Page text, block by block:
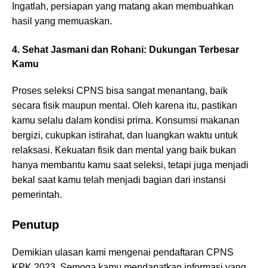
Ingatlah, persiapan yang matang akan membuahkan
hasil yang memuaskan.
4. Sehat Jasmani dan Rohani: Dukungan Terbesar
Kamu
Proses seleksi CPNS bisa sangat menantang, baik
secara fisik maupun mental. Oleh karena itu, pastikan
kamu selalu dalam kondisi prima. Konsumsi makanan
bergizi, cukupkan istirahat, dan luangkan waktu untuk
relaksasi. Kekuatan fisik dan mental yang baik bukan
hanya membantu kamu saat seleksi, tetapi juga menjadi
bekal saat kamu telah menjadi bagian dari instansi
pemerintah.
Penutup
Demikian ulasan kami mengenai pendaftaran CPNS